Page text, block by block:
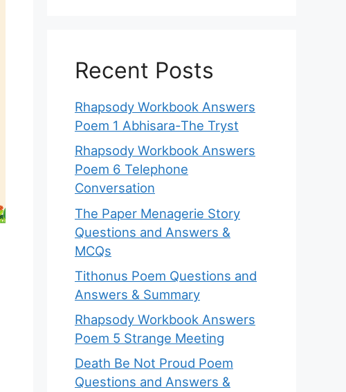
Recent Posts
Rhapsody Workbook Answers
Poem 1 Abhisara-The Tryst
Rhapsody Workbook Answers
Poem 6 Telephone
Conversation
The Paper Menagerie Story
Questions and Answers &
MCQs
Tithonus Poem Questions and
Answers & Summary
Rhapsody Workbook Answers
Poem 5 Strange Meeting
Death Be Not Proud Poem
Questions and Answers &